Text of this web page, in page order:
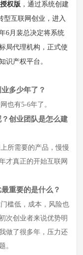
权版 ，通过系统创建
型互联网创业，进入
6月裴总决定将系统
局代理机构，正式使
识产权平台。
多少年了？
也有5-6年了。
创业团队是怎么建
所需要的产品，慢慢
才真正的开始互联网
重要的是什么？
槛低，成本，风险也
次创业者来说优势明
做了很多年，压力还
。